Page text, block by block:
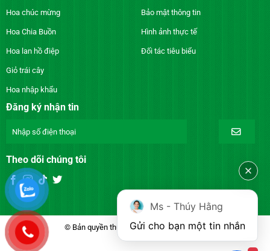
Hoa chúc mừng
Hoa Chia Buồn
Hoa lan hồ điệp
Giỏ trái cây
Hoa nhập khẩu
Bảo mật thông tin
Hình ảnh thực tế
Đối tác tiêu biểu
Đăng ký nhận tin
Theo dõi chúng tôi
© Bản quyền thuộc về DienhoaXANH.com
Ms - Thúy Hằng
Gửi cho bạn một tin nhắn